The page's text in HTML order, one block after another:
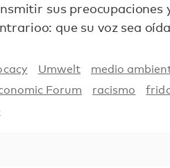
sus preocupaciones
que su voz sea
Umwelt medio
Forum racismo